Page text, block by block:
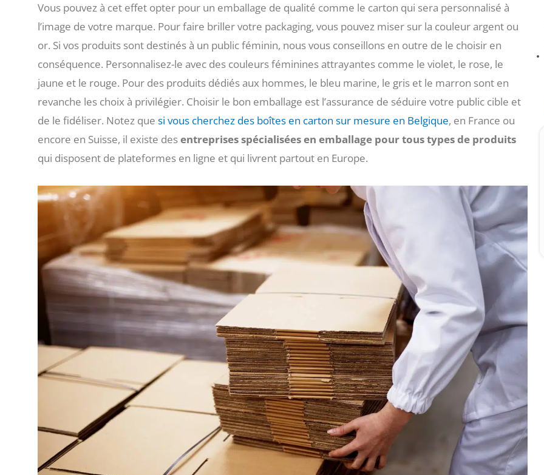
Vous pouvez à cet effet opter pour un emballage de qualité comme le carton qui sera personnalisé à
l’image de votre marque. Pour faire briller votre packaging, vous pouvez miser sur la couleur argent ou
or. Si vos produits sont destinés à un public féminin, nous vous conseillons en outre de le choisir en
conséquence. Personnalisez-le avec des couleurs féminines attrayantes comme le violet, le rose, le
jaune et le rouge. Pour des produits dédiés aux hommes, le bleu marine, le gris et le marron sont en
revanche les choix à privilégier. Choisir le bon emballage est l’assurance de séduire votre public cible et
de le fidéliser. Notez que si vous cherchez des boîtes en carton sur mesure en Belgique, en France ou
encore en Suisse, il existe desentreprises spécialisées en emballage pour tous types de produits
qui disposent de plateformes en ligne et qui livrent partout en Europe.